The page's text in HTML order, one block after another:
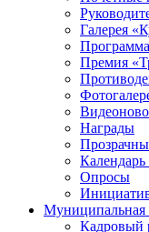
Галерея
Премия
Награды
Опросы
Муниципальная
Кадровый